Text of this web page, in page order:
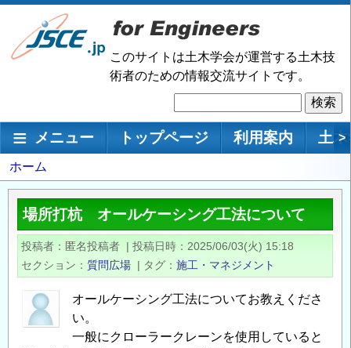
メ
ン
移
このサイトは土木学会が運営する土木技
術者のための情報交流サイトです。
索
メインナビゲーション
メニュー トップページ 利用案内 土 >
パ
ン
く
ず
ホーム
場所打杭 オールケーシング工法について
投稿者 匿名投稿者 | 投稿日時
2025/06/03(火) 15:18
セクション
質問広場 | タグ 施工・マネジメント
オールケーシング工法についてお教えくださ
い。
一般にクローラークレーンを使用していると